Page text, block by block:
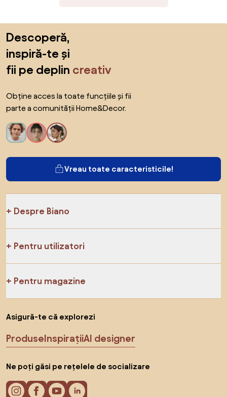
Descoperă,
inspiră-te și
fii pe deplin creativ
Obține acces la toate funcțiile și fii
parte a comunității Home&Decor.
Vreau toate caracteristicile!
Despre Biano
Pentru utilizatori
Pentru magazine
Asigură-te că explorezi
ProduseInspirațiiAI designer
Ne poți găsi pe rețelele de socializare